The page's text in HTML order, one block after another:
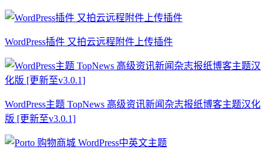
WordPress插件 又拍云远程附件上传插件
WordPress主题 TopNews 高级资讯新闻杂志报纸博客主题汉化
版 [更新至v3.0.1]